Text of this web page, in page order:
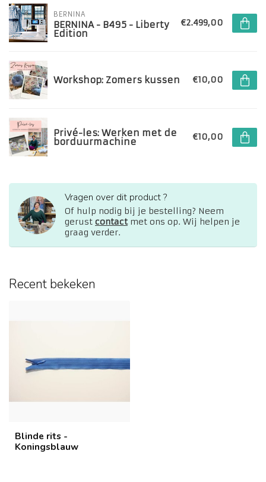
BERNINA
BERNINA - B495 - Liberty
Edition
€2.499,00
Workshop: Zomers kussen €10,00
Privé-les: Werken met de
borduurmachine €10,00
Vragen over dit product ?
Of hulp nodig bij je bestelling? Neem
gerust contactmet ons op. Wij helpen je
graag verder.
Recent bekeken
Blinde rits -
Koningsblauw